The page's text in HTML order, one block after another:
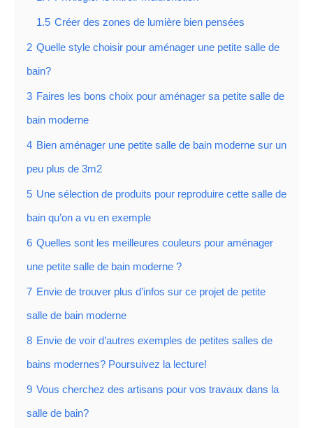
1.5 Créer des zones de lumière bien pensées
2 Quelle style choisir pour aménager une petite salle de
bain?
3 Faires les bons choix pour aménager sa petite salle de
bain moderne
4 Bien aménager une petite salle de bain moderne sur un
peu plus de 3m2
5 Une sélection de produits pour reproduire cette salle de
bain qu’on a vu en exemple
6 Quelles sont les meilleures couleurs pour aménager
une petite salle de bain moderne ?
7 Envie de trouver plus d’infos sur ce projet de petite
salle de bain moderne
8 Envie de voir d’autres exemples de petites salles de
bains modernes? Poursuivez la lecture!
9 Vous cherchez des artisans pour vos travaux dans la
salle de bain?